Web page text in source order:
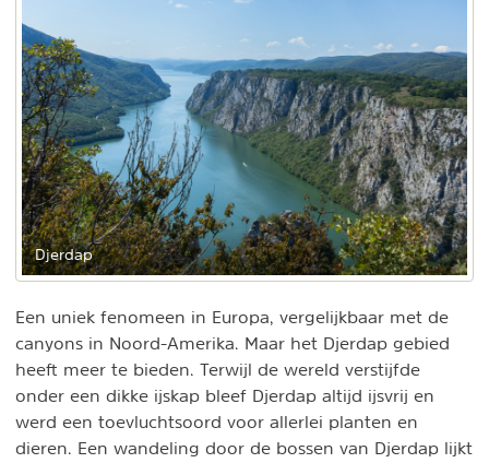
Djerdap
Een uniek fenomeen in Europa, vergelijkbaar met de
canyons in Noord-Amerika. Maar het Djerdap gebied
heeft meer te bieden. Terwijl de wereld verstijfde
onder een dikke ijskap bleef Djerdap altijd ijsvrij en
werd een toevluchtsoord voor allerlei planten en
dieren. Een wandeling door de bossen van Djerdap lijkt